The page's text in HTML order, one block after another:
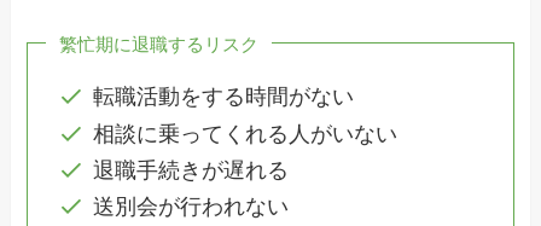
繁忙期に退職するリスク
転職活動をする時間がない
相談に乗ってくれる人がいない
退職手続きが遅れる
送別会が行われない